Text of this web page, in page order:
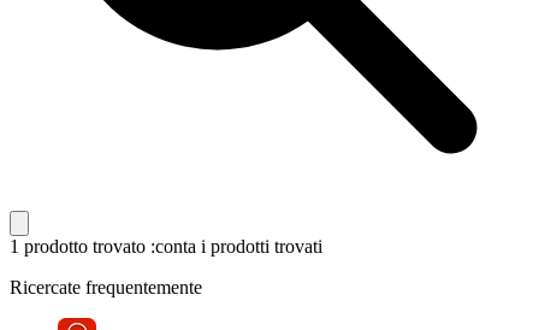
1 prodotto trovato :conta i prodotti trovati
Ricercate frequentemente